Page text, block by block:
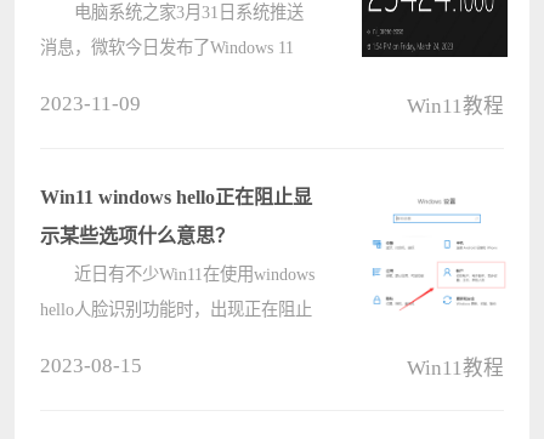
推送更新内容来啦!
电脑系统之家3月31日系统推送
消息，微软今日发布了Windows 11
新设计的 Widgets 板，它有三列，专
注????
2023-11-09 Win11教程
Win11 windows hello正在阻止显
示某些选项什么意思？
近日有不少Win11在使用windows
hello人脸识别功能时，出现正在阻止
2023-08-15 Win11教程